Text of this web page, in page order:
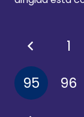
1
95
96